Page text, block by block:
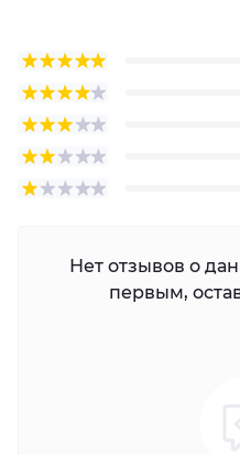
Нет отзывов о
первым,